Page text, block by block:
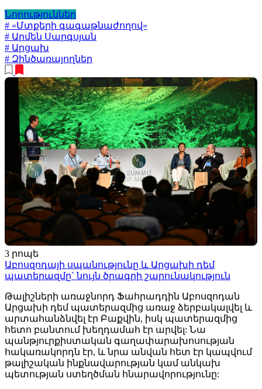
Նորություններ
# «Մտքերի գագաթնաժողով»
# Արմեն Սարգսյան
# Արցախ
# Զինծառայողներ
3 րոպե
Աբոսզոդայի սպանությունը և Արցախի դեմ
պատերազմը` նույն ծրագրի շարունակություն
Թալիշների առաջնորդ Ֆահրադդին Աբոսզոդան
Արցախի դեմ պատերազմից առաջ ձերբակալվել և
արտահանձնվել էր Բաքվին, իսկ պատերազմից
հետո բանտում խեղդամահ էր արվել: Նա
պանթյուրքիստական գաղափարախոսության
հակառակորդն էր, և նրա անվան հետ էր կապվում
թալիշական ինքնավարության կամ անկախ
պետության ստեղծման հնարավորությունը: